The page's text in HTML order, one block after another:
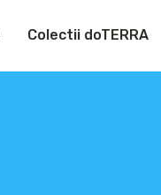
Colectii doTERRA